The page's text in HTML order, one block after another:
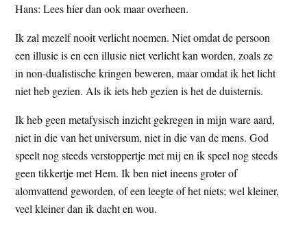
Hans: Lees hier dan ook maar overheen.
Ik zal mezelf nooit verlicht noemen. Niet omdat de persoon
een illusie is en een illusie niet verlicht kan worden, zoals ze
in non-dualistische kringen beweren, maar omdat ik het licht
niet heb gezien. Als ik iets heb gezien is het de duisternis.
Ik heb geen metafysisch inzicht gekregen in mijn ware aard,
niet in die van het universum, niet in die van de mens. God
speelt nog steeds verstoppertje met mij en ik speel nog steeds
geen tikkertje met Hem. Ik ben niet ineens groter of
alomvattend geworden, of een leegte of het niets; wel kleiner,
veel kleiner dan ik dacht en wou.